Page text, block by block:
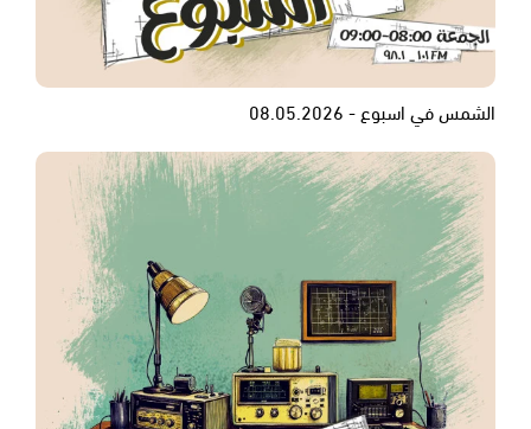
الشمس في اسبوع - 08.05.2026